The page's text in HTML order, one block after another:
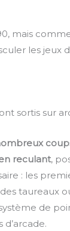
mais
les jeux
sortis sur
reculant,
: les
taureaux
de
d’arcade.